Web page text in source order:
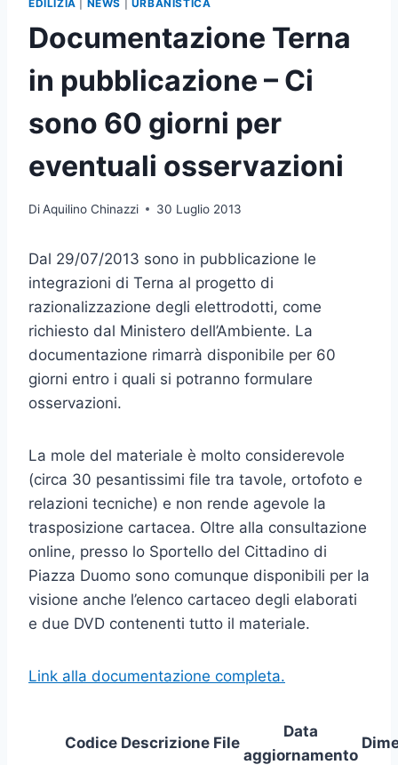
EDILIZIA NEWS URBANISTICA
Documentazione Terna
in pubblicazione – Ci
sono 60 giorni per
eventuali osservazioni
DiAquilino Chinazzi 30 Luglio 2013
Dal 29/07/2013 sono in pubblicazione le
integrazioni di Terna al progetto di
razionalizzazione degli elettrodotti, come
richiesto dal Ministero dell’Ambiente. La
documentazione rimarrà disponibile per 60
giorni entro i quali si potranno formulare
osservazioni.
La mole del materiale è molto considerevole
(circa 30 pesantissimi file tra tavole, ortofoto e
relazioni tecniche) e non rende agevole la
trasposizione cartacea. Oltre alla consultazione
online, presso lo Sportello del Cittadino di
Piazza Duomo sono comunque disponibili per la
visione anche l’elenco cartaceo degli elaborati
e due DVD contenenti tutto il materiale.
Link alla documentazione completa.
Codice Descrizione File
Data
aggiornamento